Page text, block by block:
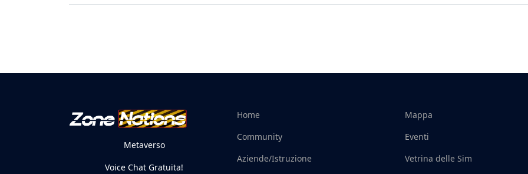
Metaverso
Voice Chat Gratuita!
Home
Community
Aziende/Istruzione
Mappa
Eventi
Vetrina delle Sim